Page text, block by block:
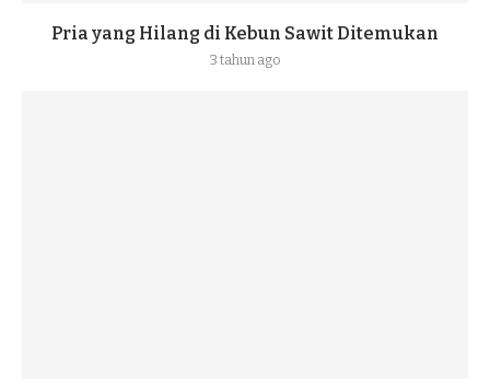
Pria yang Hilang di Kebun Sawit Ditemukan
3 tahun ago